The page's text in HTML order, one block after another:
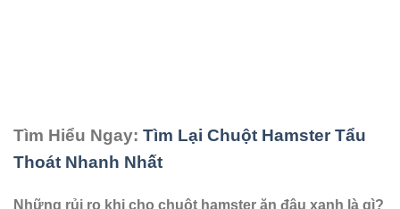
Tìm Hiểu Ngay: Tìm Lại Chuột Hamster Tẩu
Thoát Nhanh Nhất
Những rủi ro khi cho chuột hamster ăn đậu xanh là gì?